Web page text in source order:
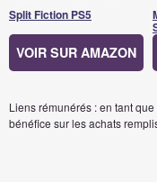
Split Fiction PS5
VOIR SUR AMAZON
Liens rémunérés : en tant
bénéfice sur les achats